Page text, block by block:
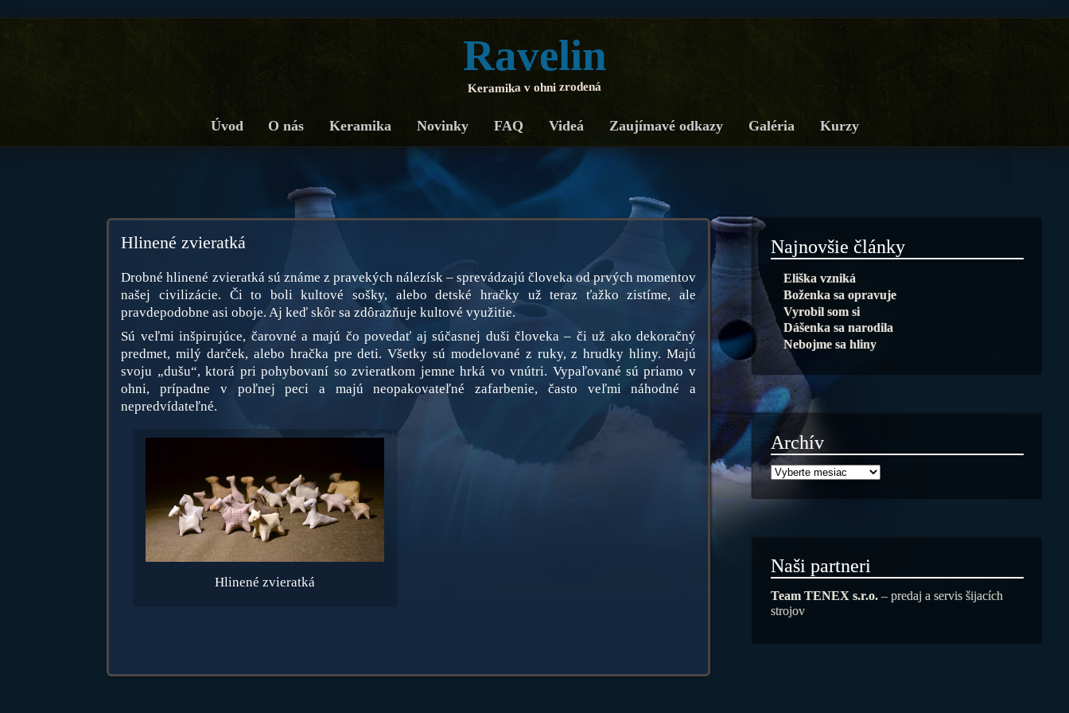
Ravelin
Keramika v ohni zrodená
Úvod O nás Keramika Novinky FAQ Videá Zaujímavé odkazy Galéria Kurzy
Hlinené zvieratká
Drobné hlinené zvieratká sú známe z pravekých nálezísk – sprevádzajú človeka od prvých momentov
našej civilizácie. Či to boli kultové sošky, alebo detské hračky už teraz ťažko zistíme, ale
pravdepodobne asi oboje. Aj keď skôr sa zdôrazňuje kultové využitie.
Sú veľmi inšpirujúce, čarovné a majú čo povedať aj súčasnej duši človeka – či už ako dekoračný
predmet, milý darček, alebo hračka pre deti. Všetky sú modelované z ruky, z hrudky hliny. Majú
svoju „dušu“, ktorá pri pohybovaní so zvieratkom jemne hrká vo vnútri. Vypaľované sú priamo v
ohni, prípadne v poľnej peci a majú neopakovateľné zafarbenie, často veľmi náhodné a
nepredvídateľné.
Hlinené zvieratká
Najnovšie články
Eliška vzniká
Boženka sa opravuje
Vyrobil som si
Dášenka sa narodila
Nebojme sa hliny
Archív
Naši partneri
Team TENEX s.r.o.– predaj a servis šijacích
strojov